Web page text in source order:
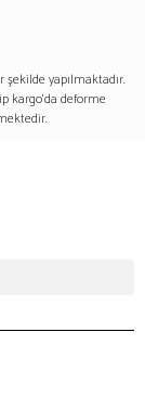
yapılmaktadır.
kargo’da deforme